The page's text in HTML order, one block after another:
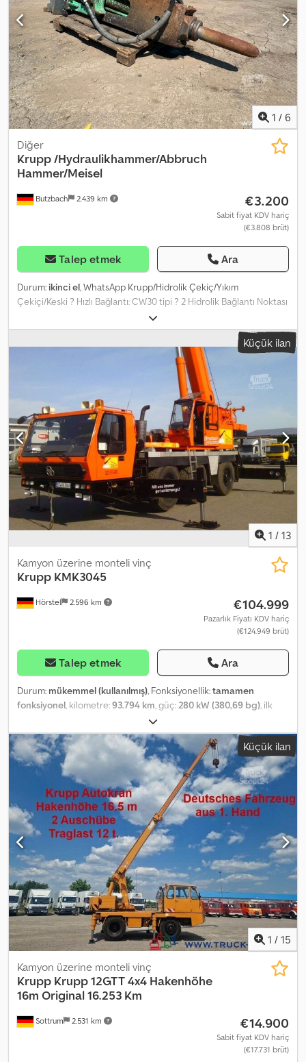
1 / 6
Butzbach 2.439 km
Diğer
Krupp/Hydraulikhammer/Abbruch
Hammer/Meisel
€3.200
Sabit fiyat KDV hariç
(€3.808 brüt)
Talep etmek Ara
Durum: ikinci el, WhatsApp Krupp/Hidrolik Çekiç/Yıkım
Çekiçi/Keski ? Hızlı Bağlantı: CW30 tipi ? 2 Hidrolik Bağlantı Noktası
? Toplam Ağırlık: 1500 kg ? Hemen Kullanıma Hazır Cjdpszi Iauefx
Ah Aorf E-posta yoluyla açıklamayı başka bir dilde de alabilirsiniz. ?
Hizmetlerimiz: ? ? - İhracat işlemleri, gümrük beyannamesi, sarı
renkli geçici ruhsat, kırmızı renkli gümrük ruhsatı. ? - Kullanılmış
inşaat makinelerinizi veya ticari araçlarınızı satın alıyoruz. ? -
Finansman konusunda size yardımcı oluyoruz. ? - Size taşıma
çözümleri sunuyoruz. ? - Makinelerin Pazartesi-Cuma 09.00-17.00
saatleri arasında (Cumartesi sadece randevu ile) yerinde
görülmesi ve demosu. ? ? Makine yelpazemiz sürekli
değişmektedir ve web sitemizde her zaman günceldir. ? ? ? ?
Telefonla da size yardımcı olmaktan memnuniyet duyarız. ? Sanisa
GmbH Otto Hahn Straße 13 35510 Butzbach Tel: Mobil: Bu teklif
bağlayıcı değildir ve herhangi bir yükümlülük içermez. Aracı satış
saklıdır. Hata ve/veya yazım hatası olasılığı göz ardı edilmemiştir.
Satış, genel satış şartlarımıza tabidir.
Küçük ilan
1 / 13
Hörstel 2.596 km
Kamyon üzerine monteli vinç
Krupp KMK3045
€104.999
Pazarlık Fiyatı KDV hariç
(€124.949 brüt)
Talep etmek Ara
Durum: mükemmel (kullanılmış), Fonksiyonellik:tamamen
fonksiyonel, kilometre:93.794 km, güç:280 kW (380,69 bg), ilk
, toplam ağırlık:
durumu:90 yüzde, dingil konfigürasyonu:3 dingil, bir sonraki
muayene (TÜV):
06/2027, yakıt:dizel, renk:turuncu, vites türü:
otomatik
, süspansiyon: hava , Üretim yılı: 1992, çalışma saatleri:
9.928 h
, Donanım:
hidrolik direksiyon, ikinci yakıt deposu, kablo
vinçi, tır çekici bağlantısı, vinç , Mobil vinç Krupp KMK3045 Eski
itfaiye vinci, 5 tonluk kurtarma vinci üreticisi Rotzler. Balast
tamamen satışa dahildir. Tüm muayene ve belgeler mevcuttur.
Codpfx Aezinwmsh Aorf Çok iyi bakımlı vinç, YENİ boyalı. Araç fark
vergilendirmesine tabidir.
Küçük ilan
1 / 15
Sottrum 2.531 km
Kamyon üzerine monteli vinç
Krupp Krupp 12GTT 4x4 Hakenhöhe
16m Original 16.253 Km
€14.900
Sabit fiyat KDV hariç
(€17.731 brüt)